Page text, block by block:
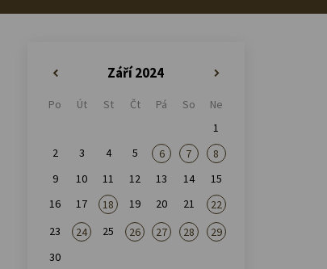
Září 2024
Po Út St Čt Pá So
Ne
1
2
3 4 5 6 7
8
9
10 11 12 13 14
15
16
17 18 19 20 21
22
23
24 25 26 27 28
29
30